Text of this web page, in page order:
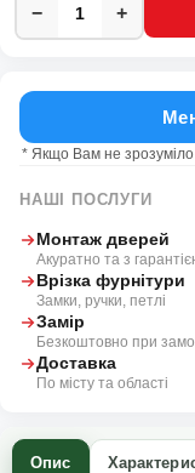
− +
* Якщо Вам не зрозуміло
НАШІ ПОСЛУГИ
Монтаж дверей
Акуратно та з
Врізка фурнітури
Замки, ручки, петлі
Замір
Безкоштовно при
Доставка
По місту та області
Опис